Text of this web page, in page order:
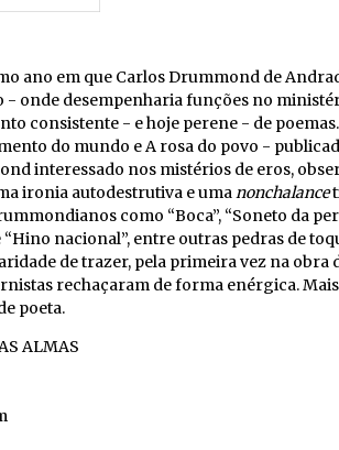
ano em que Carlos Drummond de
- onde desempenharia funções no
consistente - e hoje perene - de
do mundo e A rosa do povo -
interessado nos mistérios de eros,
ironia autodestrutiva e umanonchalance
como “Boca”, “Soneto da
“Hino nacional”, entre outras pedras de
de trazer, pela primeira vez na obra
rechaçaram de forma enérgica.
poeta.
ALMAS